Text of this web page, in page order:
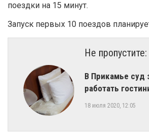
поездки на 15 минут.
Запуск первых 10 поездов
Не пропустите:
В Прикамье суд
работать
18 июля 2020, 12:05